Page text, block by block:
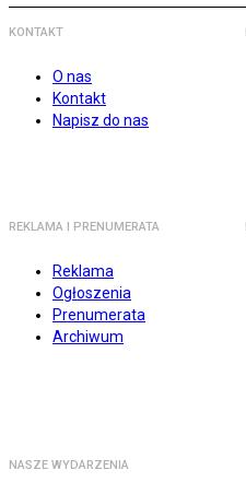
KONTAKT
O nas
Kontakt
Napisz do nas
REKLAMA I PRENUMERATA
Reklama
Ogłoszenia
Prenumerata
Archiwum
NASZE WYDARZENIA